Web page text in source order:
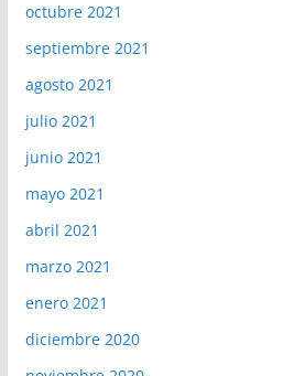
octubre 2021
septiembre 2021
agosto 2021
julio 2021
junio 2021
mayo 2021
abril 2021
marzo 2021
enero 2021
diciembre 2020